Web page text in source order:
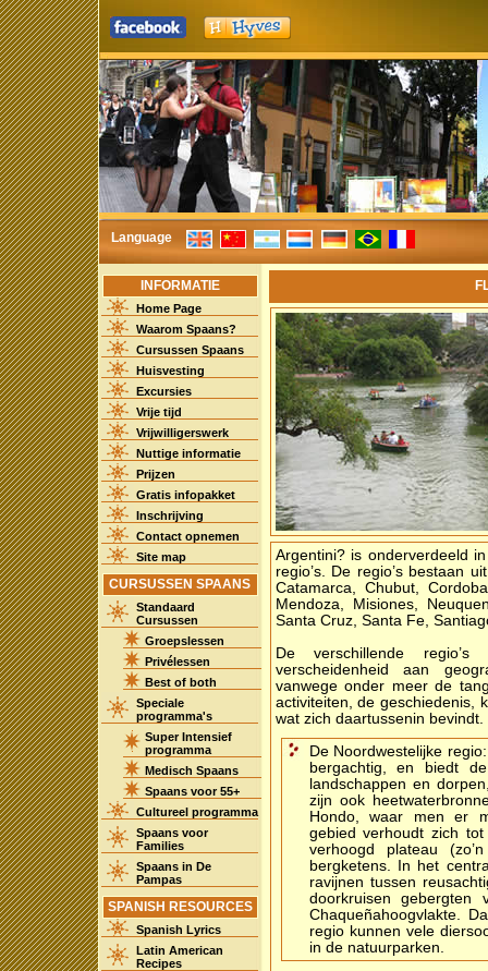
Language
INFORMATIE
Home Page
Waarom Spaans?
Cursussen Spaans
Huisvesting
Excursies
Vrije tijd
Vrijwilligerswerk
Nuttige informatie
Prijzen
Gratis infopakket
Inschrijving
Contact opnemen
Site map
CURSUSSEN SPAANS
Standaard
Cursussen
Groepslessen
Privélessen
Best of both
Speciale
programma's
Super Intensief
programma
Medisch Spaans
Spaans voor 55+
Cultureel programma
Spaans voor
Families
Spaans in De
Pampas
SPANISH RESOURCES
Spanish Lyrics
Latin American
Recipes
Argentini? is onderverdeeld
regio’s. De regio’s bestaan
Catamarca, Chubut,
Mendoza, Misiones,
Santa Cruz, Santa Fe,
De verschillende
verscheidenheid aan
vanwege onder meer de
activiteiten, de geschiedenis,
wat zich daartussenin bevindt.
De Noordwestelijke
bergachtig, en biedt
landschappen en
zijn ook
Hondo, waar men er
gebied verhoudt zich
verhoogd plateau
bergketens. In het
ravijnen tussen
doorkruisen
Chaqueñahoogvlakte.
regio kunnen vele
in de natuurparken.